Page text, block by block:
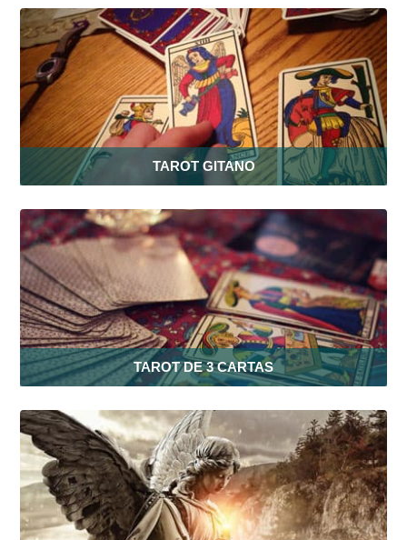
TAROT GITANO
TAROT DE 3 CARTAS